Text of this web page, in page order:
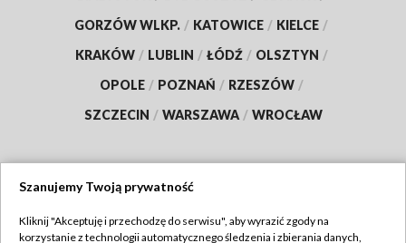
GORZÓW WLKP. / KATOWICE / KIELCE /
KRAKÓW / LUBLIN / ŁÓDŹ / OLSZTYN /
OPOLE / POZNAŃ / RZESZÓW /
SZCZECIN / WARSZAWA / WROCŁAW
Szanujemy Twoją prywatność
Kliknij "Akceptuję i przechodzę do serwisu", aby wyrazić zgody na
korzystanie z technologii automatycznego śledzenia i zbierania danych,